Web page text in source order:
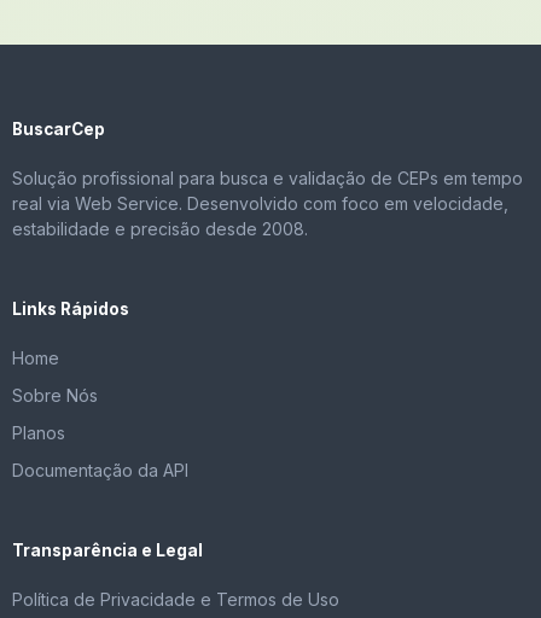
BuscarCep
Solução profissional para busca e validação de CEPs em tempo
real via Web Service. Desenvolvido com foco em velocidade,
estabilidade e precisão desde 2008.
Links Rápidos
Home
Sobre Nós
Planos
Documentação da API
Transparência e Legal
Política de Privacidade e Termos de Uso